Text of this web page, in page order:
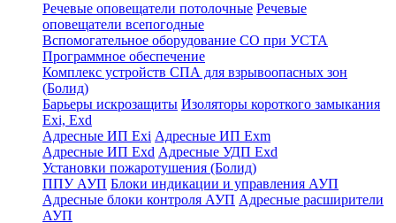
Речевые оповещатели потолочные Речевые
оповещатели всепогодные
Вспомогательное оборудование СО при УСТА
Программное обеспечение
Комплекс устройств СПА для взрывоопасных зон
(Болид)
Барьеры искрозащиты Изоляторы короткого замыкания
Exi, Exd
Адресные ИП Exi Адресные ИП Exm
Адресные ИП Exd Адресные УДП Exd
Установки пожаротушения (Болид)
ППУ АУП Блоки индикации и управления АУП
Адресные блоки контроля АУП Адресные расширители
АУП